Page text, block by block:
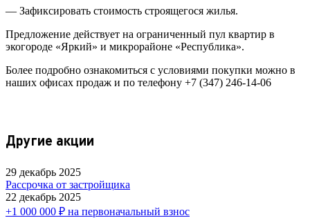
— Зафиксировать стоимость строящегося жилья.
Предложение действует на ограниченный пул квартир в
экогороде «Яркий» и микрорайоне «Республика».
Более подробно ознакомиться с условиями покупки можно в
наших офисах продаж и по телефону +7 (347) 246-14-06
Другие акции
29 декабрь 2025
Рассрочка от застройщика
22 декабрь 2025
+1 000 000 ₽ на первоначальный взнос